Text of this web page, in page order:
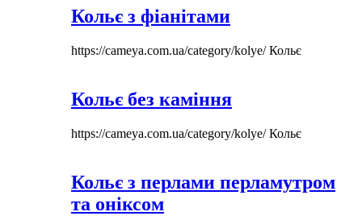
Кольє з фіанітами
https://cameya.com.ua/category/kolye/Кольє
Кольє без каміння
https://cameya.com.ua/category/kolye/Кольє
Кольє з перлами перламутром
та оніксом